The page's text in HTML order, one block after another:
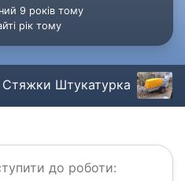
9 років тому
рік тому
Стяжки Штукатурка
до роботи: